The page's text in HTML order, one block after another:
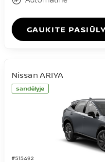
GAUKITE
sandėlyje
#515492
Nissan ARIYA